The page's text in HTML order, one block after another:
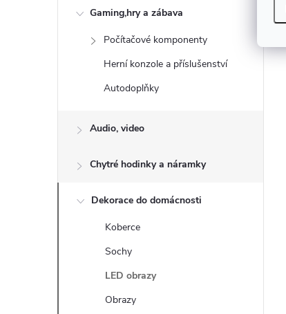
Gaming,hry a zábava
Počítačové komponenty
Herní konzole a příslušenství
Autodoplňky
Audio, video
Chytré hodinky a náramky
Dekorace do domácnosti
Koberce
Sochy
LED obrazy
Obrazy